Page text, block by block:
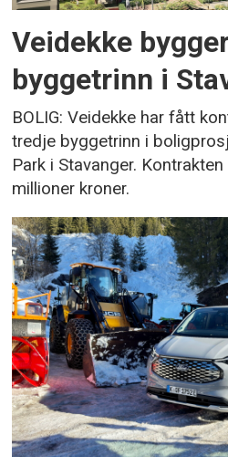
Veidekke
byggetrinn i
BOLIG: Veidekke har fått
tredje byggetrinn i
Park i Stavanger.
millioner kroner.